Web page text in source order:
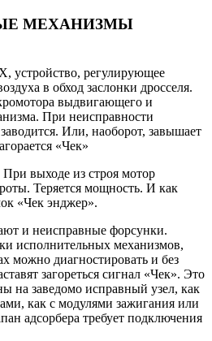
МЕХАНИЗМЫ
устройство, регулирующее
в обход заслонки дросселя.
выдвигающего и
При неисправности
Или, наоборот, завышает
«Чек»
выходе из строя мотор
Теряется мощность. И как
«Чек энджер».
и неисправные форсунки.
исполнительных механизмов,
можно диагностировать и без
загореться сигнал «Чек». Это
на заведомо исправный узел, как
как с модулями зажигания или
адсорбера требует подключения